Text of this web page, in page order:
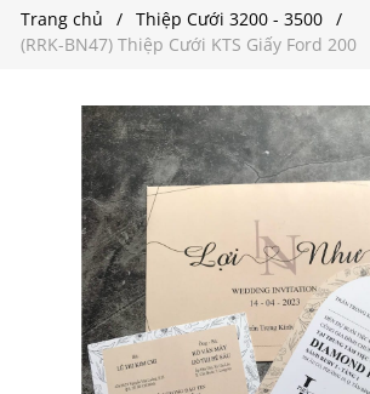
Trang chủ
Thiệp Cưới 3200 - 3500
(RRK-BN47) Thiệp Cưới KTS Giấy Ford 200